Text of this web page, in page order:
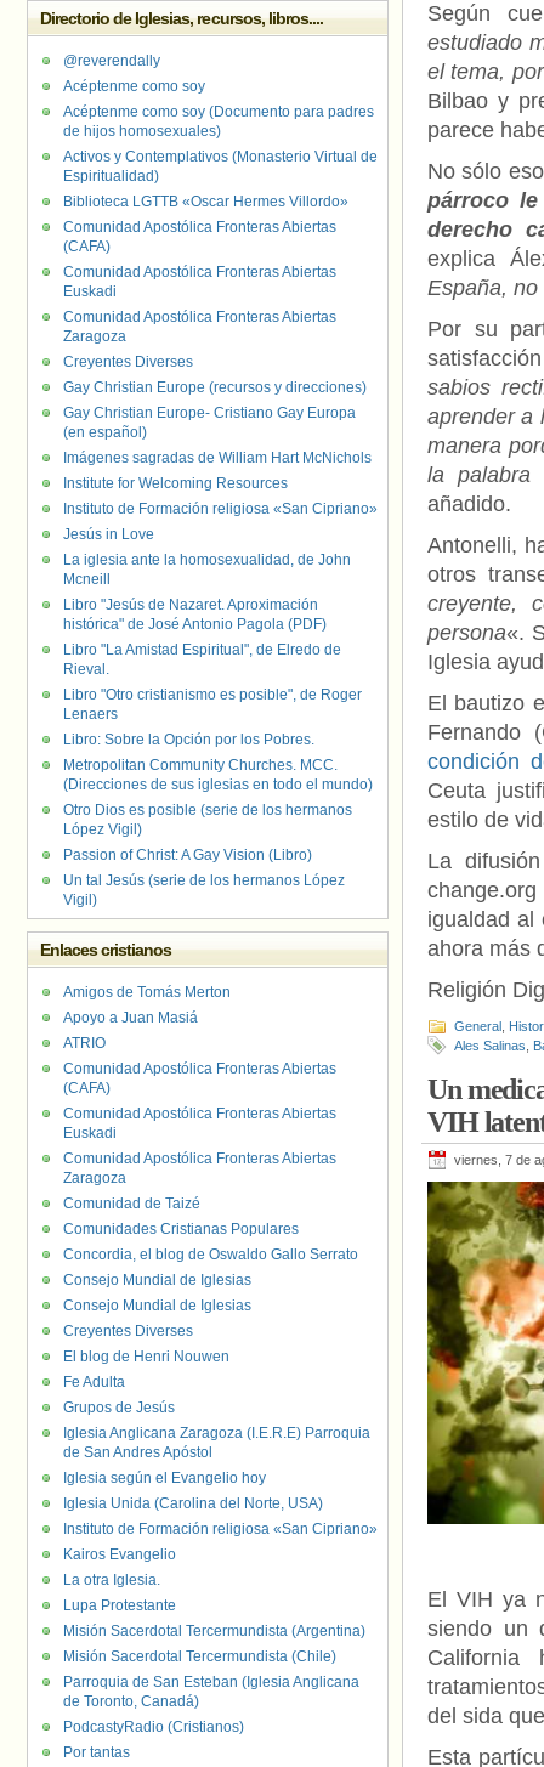
Según
estudiado
el tema,
Bilbao y
parece
No sólo
párroco
derecho
explica
España,
Por su
sabios
aprender a
manera
la palabra
añadido.
Antonelli,
otros
creyente,
persona«.
Iglesia
El bautizo
Fernando
condición
Ceuta
estilo de
La
igualdad al
ahora más
Religión
General
Ales Salinas
Un
VIH
viernes, 7 de
El VIH ya
siendo un
California
del sida
Esta
Directorio de Iglesias, recursos, libros....
@reverendally
Acéptenme como soy
Acéptenme como soy (Documento para padres
de hijos homosexuales)
Activos y Contemplativos (Monasterio Virtual de
Espiritualidad)
Biblioteca LGTTB «Oscar Hermes Villordo»
Comunidad Apostólica Fronteras Abiertas
(CAFA)
Comunidad Apostólica Fronteras Abiertas
Euskadi
Comunidad Apostólica Fronteras Abiertas
Zaragoza
Creyentes Diverses
Gay Christian Europe (recursos y direcciones)
Gay Christian Europe- Cristiano Gay Europa
(en español)
Imágenes sagradas de William Hart McNichols
Institute for Welcoming Resources
Instituto de Formación religiosa «San Cipriano»
Jesús in Love
La iglesia ante la homosexualidad, de John
Mcneill
Libro "Jesús de Nazaret. Aproximación
histórica" de José Antonio Pagola (PDF)
Libro "La Amistad Espiritual", de Elredo de
Rieval.
Libro "Otro cristianismo es posible", de Roger
Lenaers
Libro: Sobre la Opción por los Pobres.
Metropolitan Community Churches. MCC.
(Direcciones de sus iglesias en todo el mundo)
Otro Dios es posible (serie de los hermanos
López Vigil)
Passion of Christ: A Gay Vision (Libro)
Un tal Jesús (serie de los hermanos López
Vigil)
Enlaces cristianos
Amigos de Tomás Merton
Apoyo a Juan Masiá
ATRIO
Comunidad Apostólica Fronteras Abiertas
(CAFA)
Comunidad Apostólica Fronteras Abiertas
Euskadi
Comunidad Apostólica Fronteras Abiertas
Zaragoza
Comunidad de Taizé
Comunidades Cristianas Populares
Concordia, el blog de Oswaldo Gallo Serrato
Consejo Mundial de Iglesias
Consejo Mundial de Iglesias
Creyentes Diverses
El blog de Henri Nouwen
Fe Adulta
Grupos de Jesús
Iglesia Anglicana Zaragoza (I.E.R.E) Parroquia
de San Andres Apóstol
Iglesia según el Evangelio hoy
Iglesia Unida (Carolina del Norte, USA)
Instituto de Formación religiosa «San Cipriano»
Kairos Evangelio
La otra Iglesia.
Lupa Protestante
Misión Sacerdotal Tercermundista (Argentina)
Misión Sacerdotal Tercermundista (Chile)
Parroquia de San Esteban (Iglesia Anglicana
de Toronto, Canadá)
PodcastyRadio (Cristianos)
Por tantas